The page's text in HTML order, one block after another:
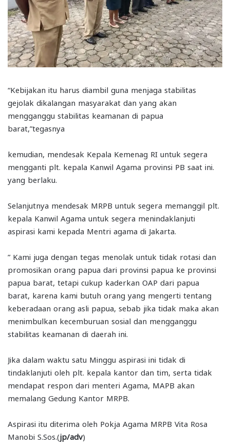
“Kebijakan itu harus diambil guna menjaga stabilitas
gejolak dikalangan masyarakat dan yang akan
mengganggu stabilitas keamanan di papua
barat,”tegasnya
kemudian, mendesak Kepala Kemenag RI untuk segera
mengganti plt. kepala Kanwil Agama provinsi PB saat ini.
yang berlaku.
Selanjutnya mendesak MRPB untuk segera memanggil plt.
kepala Kanwil Agama untuk segera menindaklanjuti
aspirasi kami kepada Mentri agama di Jakarta.
” Kami juga dengan tegas menolak untuk tidak rotasi dan
promosikan orang papua dari provinsi papua ke provinsi
papua barat, tetapi cukup kaderkan OAP dari papua
barat, karena kami butuh orang yang mengerti tentang
keberadaan orang asli papua, sebab jika tidak maka akan
menimbulkan kecemburuan sosial dan mengganggu
stabilitas keamanan di daerah ini.
Jika dalam waktu satu Minggu aspirasi ini tidak di
tindaklanjuti oleh plt. kepala kantor dan tim, serta tidak
mendapat respon dari menteri Agama, MAPB akan
memalang Gedung Kantor MRPB.
Aspirasi itu diterima oleh Pokja Agama MRPB Vita Rosa
Manobi S.Sos.(jp/adv)